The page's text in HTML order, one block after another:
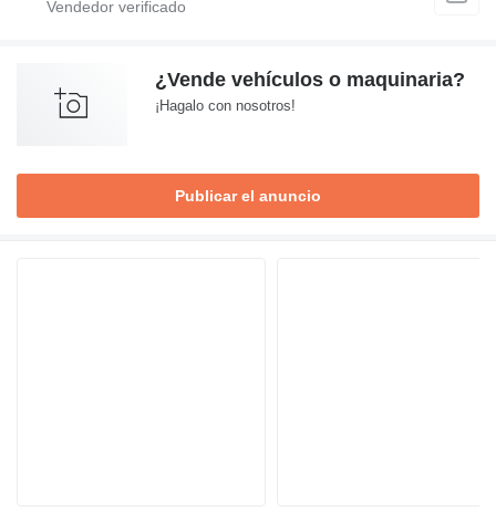
¿Vende vehículos o maquinaria?
¡Hagalo con nosotros!
Publicar el anuncio